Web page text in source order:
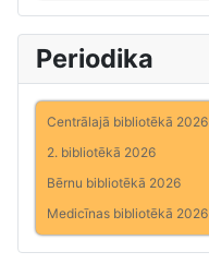
Periodika
Centrālajā bibliotēkā 2026
2. bibliotēkā 2026
Bērnu bibliotēkā 2026
Medicīnas bibliotēkā 2026